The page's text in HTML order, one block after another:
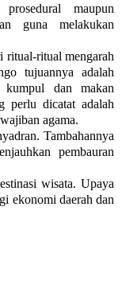
maupun
guna melakukan
ritual-ritual mengarah
tujuannya adalah
kumpul dan makan
perlu dicatat adalah
agama.
Tambahannya
pembauran
wisata. Upaya
ekonomi daerah dan